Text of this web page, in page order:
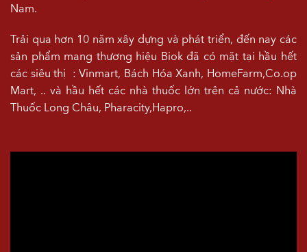
Nam.
Trải qua hơn 10 năm xây dựng và phát triển, đến nay các
sản phẩm mang thương hiệu Biok đã có mặt tại hầu hết
các siêu thị : Vinmart, Bách Hóa Xanh, HomeFarm,Co.op
Mart, .. và hầu hết các nhà thuốc lớn trên cả nước: Nhà
Thuốc Long Châu, Pharacity,Hapro,..